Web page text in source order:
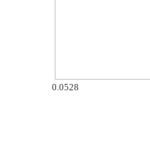
0.0528